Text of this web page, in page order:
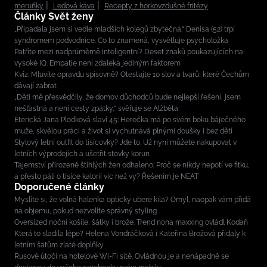
meruňky Ledová káva Recepty z horkovzdušné fritézy
Články Svět ženy
„Připadala jsem si vedle mladších kolegů zbytečná.“ Denisa (52) trpí
syndromem podvodnice. Co to znamená, vysvětluje psycholožka
Patříte mezi nadprůměrně inteligentní? Deset znaků poukazujících na
vysoké IQ. Empatie není zdaleka jediným faktorem
Kvíz: Mluvíte opravdu spisovně? Otestujte 10 slov a tvarů, které Čechům
dávají zabrat
„Děti mě přesvědčily, že domov důchodců bude nejlepší řešení, jsem
nešťastná a není cesty zpátky,“ svěřuje se Alžběta
Éterická Jana Plodková slaví 45: Herečka má po svém boku báječného
muže, skvělou práci a život si vychutnává plnými doušky i bez dětí
Stylový letní outfit do tisícovky? Jde to. Už nyní můžete nakupovat v
letních výprodejích a ušetřit stovky korun
Tajemství přirozeně štíhlých žen odhaleno: Proč se nikdy nepotí ve fitku,
a přesto pálí o tisíce kalorií víc než vy? Řešením je NEAT
Doporučené články
Myslíte si, že volná halenka opticky ubere kila? Omyl, naopak vám přidá
na objemu, pokud nezvolíte správný styling
Oversized noční košile, šátky i brože. Trend nona maxxing ovládl Kodaň
Která to sladila lépe? Helena Vondráčková i Kateřina Brožová přidaly k
letním šatům zlaté doplňky
Rusové útočí na hotelové Wi-Fi sítě. Ovládnou je a nenápadně se